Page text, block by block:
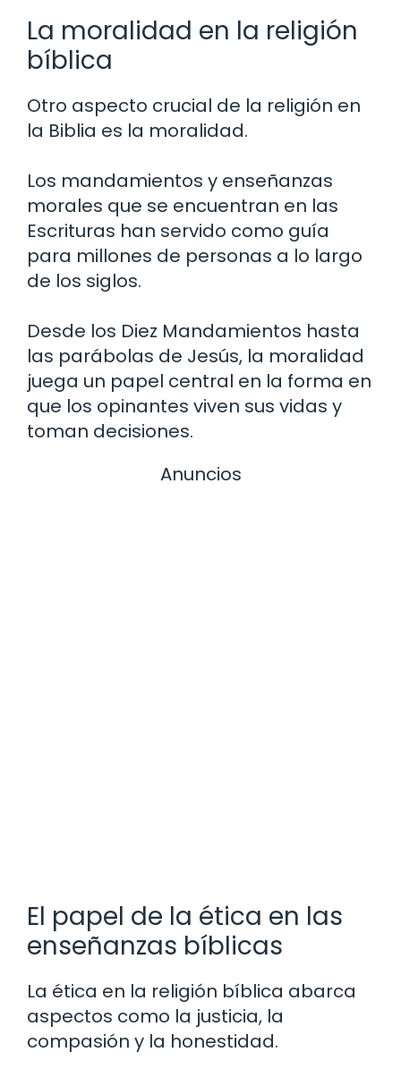
La moralidad en la religión
bíblica
Otro aspecto crucial de la religión en
la Biblia es la moralidad.
Los mandamientos y enseñanzas
morales que se encuentran en las
Escrituras han servido como guía
para millones de personas a lo largo
de los siglos.
Desde los Diez Mandamientos hasta
las parábolas de Jesús, la moralidad
juega un papel central en la forma en
que los opinantes viven sus vidas y
toman decisiones.
Anuncios
El papel de la ética en las
enseñanzas bíblicas
La ética en la religión bíblica abarca
aspectos como la justicia, la
compasión y la honestidad.